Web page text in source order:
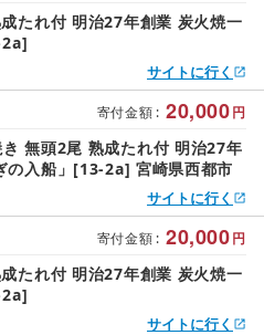
たれ付 明治27年創業 炭火焼一
サイトに行く
寄付金額 : 20,000円
無頭2尾 熟成たれ付 明治27年
の入船」[13-2a] 宮崎県西都市
サイトに行く
寄付金額 : 20,000円
たれ付 明治27年創業 炭火焼一
サイトに行く